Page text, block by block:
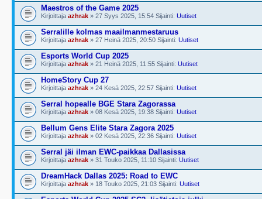
Maestros of the Game 2025
Kirjoittaja azhrak » 27 Syys 2025, 15:54 Sijainti: Uutiset
Serralille kolmas maailmanmestaruus
Kirjoittaja azhrak » 27 Heinä 2025, 20:50 Sijainti: Uutiset
Esports World Cup 2025
Kirjoittaja azhrak » 21 Heinä 2025, 11:55 Sijainti: Uutiset
HomeStory Cup 27
Kirjoittaja azhrak » 24 Kesä 2025, 22:57 Sijainti: Uutiset
Serral hopealle BGE Stara Zagorassa
Kirjoittaja azhrak » 08 Kesä 2025, 19:38 Sijainti: Uutiset
Bellum Gens Elite Stara Zagora 2025
Kirjoittaja azhrak » 02 Kesä 2025, 22:36 Sijainti: Uutiset
Serral jäi ilman EWC-paikkaa Dallasissa
Kirjoittaja azhrak » 31 Touko 2025, 11:10 Sijainti: Uutiset
DreamHack Dallas 2025: Road to EWC
Kirjoittaja azhrak » 18 Touko 2025, 21:03 Sijainti: Uutiset